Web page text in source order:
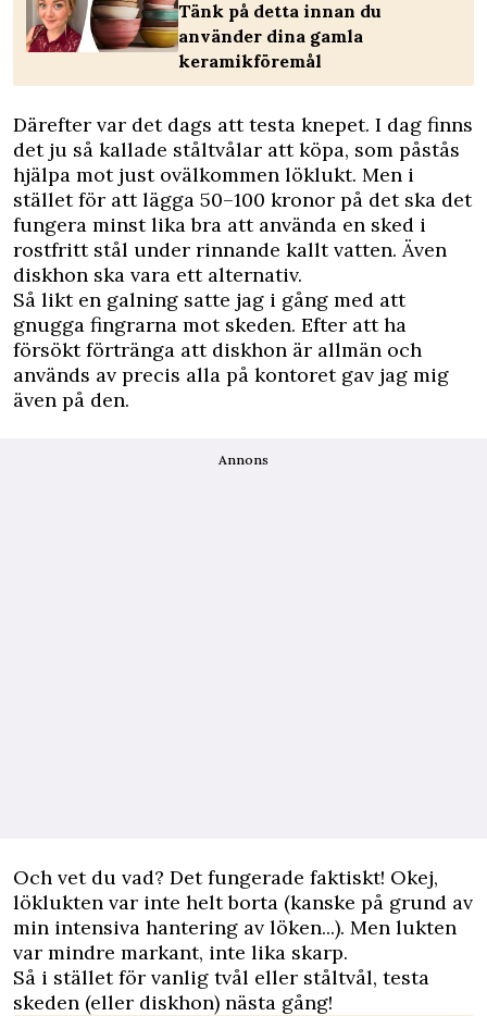
Tänk på detta innan du
använder dina gamla
keramikföremål
Därefter var det dags att testa knepet. I dag finns
det ju så kallade ståltvålar att köpa, som påstås
hjälpa mot just ovälkommen löklukt. Men i
stället för att lägga 50–100 kronor på det ska det
fungera minst lika bra att använda en sked i
rostfritt stål under rinnande kallt vatten. Även
diskhon ska vara ett alternativ.
Så likt en galning satte jag i gång med att
gnugga fingrarna mot skeden. Efter att ha
försökt förtränga att diskhon är allmän och
används av precis alla på kontoret gav jag mig
även på den.
Annons
Och vet du vad? Det fungerade faktiskt! Okej,
löklukten var inte helt borta (kanske på grund av
min intensiva hantering av löken...). Men lukten
var mindre markant, inte lika skarp.
Så i stället för vanlig tvål eller ståltvål, testa
skeden (eller diskhon) nästa gång!